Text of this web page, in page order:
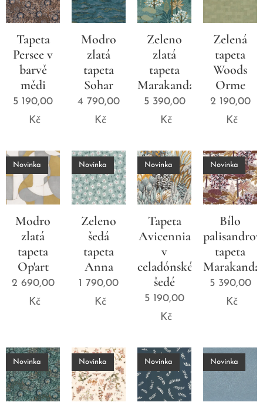
Tapeta
Persee v
barvě
mědi
5 190,00
Kč
Modro
zlatá
tapeta
Sohar
4 790,00
Kč
Zeleno
zlatá
tapeta
Marakanda
5 390,00
Kč
Zelená
tapeta
Woods
Orme
2 190,00
Kč
Modro
zlatá
tapeta
Op'art
Novinka
2 690,00
Kč
Zeleno
šedá
tapeta
Anna
Novinka
1 790,00
Kč
Tapeta
Avicennia
v
celadónské
šedé
Novinka
5 190,00
Kč
Bílo
tapeta
Marakanda
Novinka
5 390,00
Kč
Novinka Novinka Novinka Novinka